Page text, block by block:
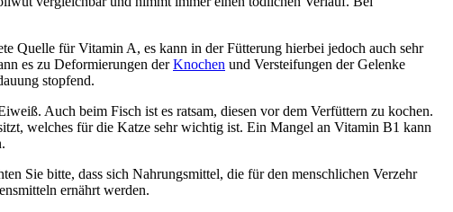
Quelle für Vitamin A, es kann in der Fütterung hierbei jedoch auch sehr
es zu Deformierungen derKnochen und Versteifungen der Gelenke
stopfend.
Auch beim Fisch ist es ratsam, diesen vor dem Verfüttern zu kochen.
welches für die Katze sehr wichtig ist. Ein Mangel an Vitamin B1 kann
Sie bitte, dass sich Nahrungsmittel, die für den menschlichen Verzehr
ernährt werden.